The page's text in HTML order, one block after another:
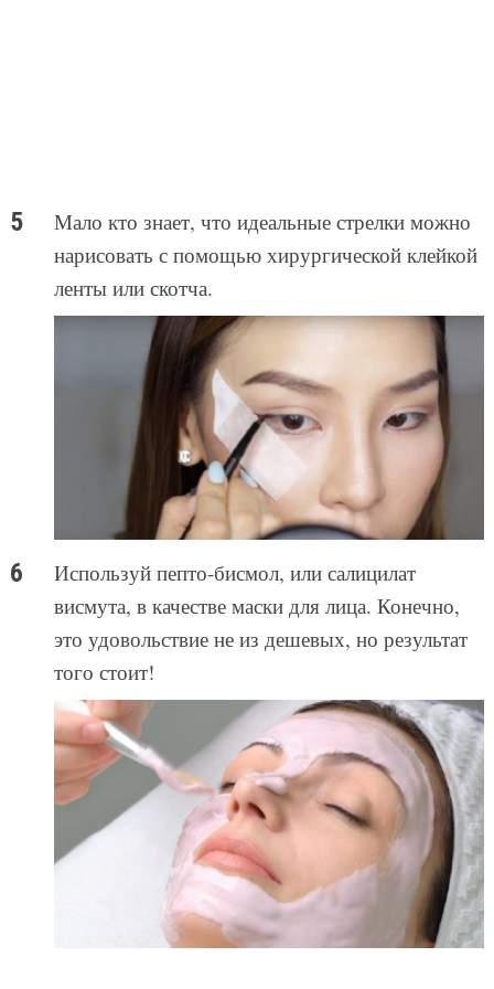
Мало кто знает, что идеальные стрелки можно
нарисовать с помощью хирургической клейкой
ленты или скотча.
Используй пепто-бисмол, или салицилат
висмута, в качестве маски для лица. Конечно,
это удовольствие не из дешевых, но результат
того стоит!